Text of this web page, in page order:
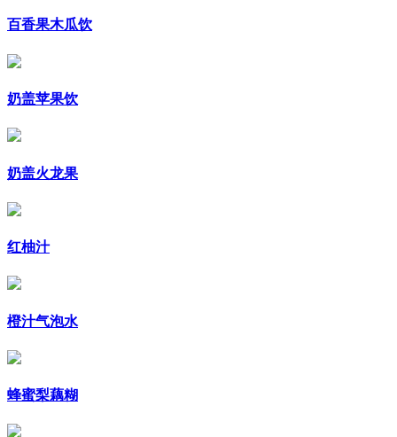
百香果木瓜饮
奶盖苹果饮
奶盖火龙果
红柚汁
橙汁气泡水
蜂蜜梨藕糊